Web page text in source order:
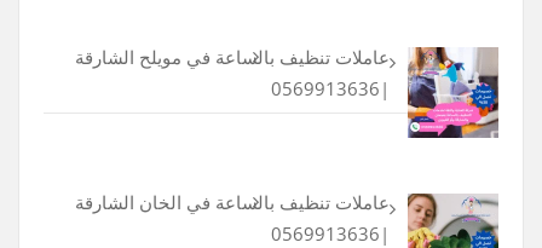
عاملات تنظيف بالساعة في مويلح الشارقة
|0569913636
عاملات تنظيف بالساعة في الخان الشارقة
|0569913636